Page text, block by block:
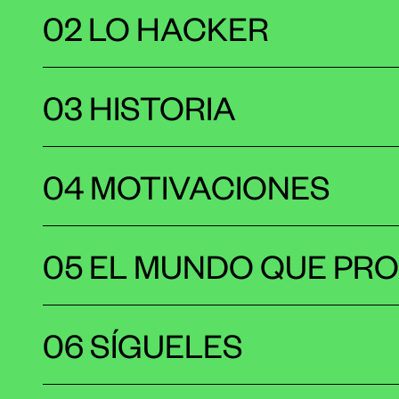
02 LO HACKER
03 HISTORIA
04 MOTIVACIONES
05 EL MUNDO QUE
06 SÍGUELES